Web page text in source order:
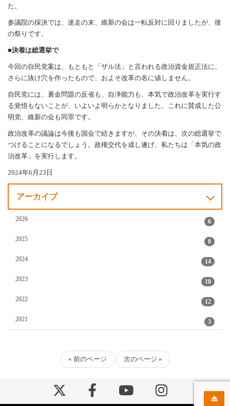
た。
参議院の採決では、迷走の末、維新の会は一転反対に回りましたが、後
の祭りです。
■決着は総選挙で
今回の自民党案は、もともと「ザル法」と言われる政治資金規正法に、
さらに抜け穴を作ったもので、およそ改革の名に値しません。
自民党には、裏金問題の反省も、自浄能力も、本気で政治改革を実行す
る覚悟もないことが、いよいよ明らかとなりました。これに賛成した公
明党、維新の会も同罪です。
政治改革の議論は今後も国会で続きますが、その決着は、次の総選挙で
つけることになるでしょう。政権交代を成し遂げ、私たちは「本気の政
治改革」を実行します。
2024年6月23日
アーカイブ
2026 6
2025 8
2024 14
2023 10
2022 12
2021 3
« 前のページ 次のページ »